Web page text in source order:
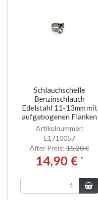
Schlauchschelle
Benzinschlauch
Edelstahl 11-13mm mit
aufgebogenen Flanken
Artikelnummer:
L1710057
Alter Preis: 15,20 €
14,90 € *